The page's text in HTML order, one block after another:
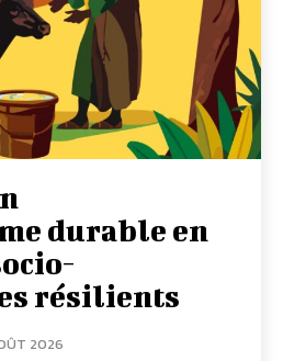
durable en
résilients
2026